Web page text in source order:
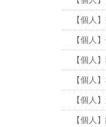
【個人
【個人
【個人
【個人
【個人
【個人